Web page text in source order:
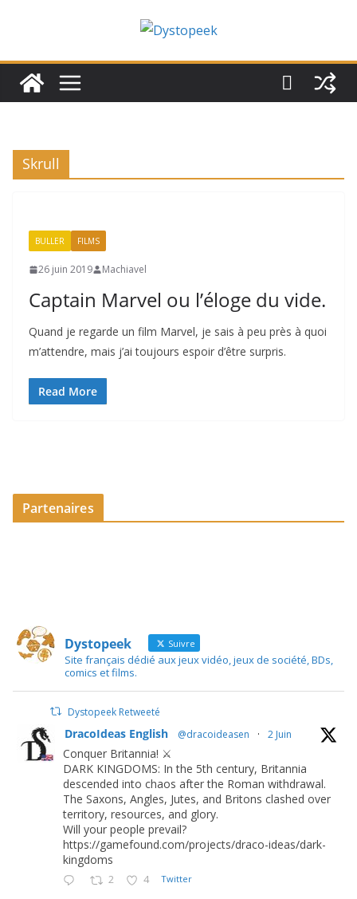
Skrull
BULLER FILMS
26 juin 2019 Machiavel
Captain Marvel ou l’éloge du vide.
Quand je regarde un film Marvel, je sais à peu près à quoi
m’attendre, mais j’ai toujours espoir d’être surpris.
Read More
Partenaires
Dystopeek Suivre
Site français dédié aux jeux vidéo, jeux de société, BDs,
comics et films.
Dystopeek Retweeté
DracoIdeas English @dracoideasen · 2 Juin
Conquer Britannia! ⚔️
DARK KINGDOMS: In the 5th century, Britannia
descended into chaos after the Roman withdrawal.
The Saxons, Angles, Jutes, and Britons clashed over
territory, resources, and glory.
Will your people prevail?
https://gamefound.com/projects/draco-ideas/dark-
kingdoms
2 4 Twitter